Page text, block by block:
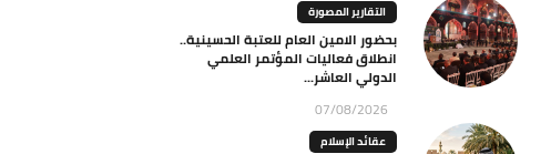
التقارير المصورة
بحضور الامين العام للعتبة الحسينية..
انطلاق فعاليات المؤتمر العلمي
الدولي العاشر...
07/08/2026
عقائد الإسلام